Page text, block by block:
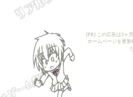
[PR] この広告は3ヶ
ホームページを更